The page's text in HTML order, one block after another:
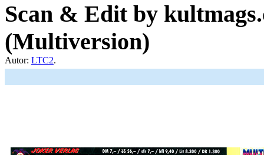
Scan & Edit by
(Multiversion)
Autor: LTC2.